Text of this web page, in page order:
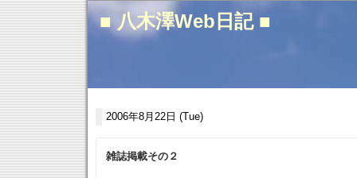
■ 八木澤Web日記 ■
2006年8月22日 (Tue)
雑誌掲載その２